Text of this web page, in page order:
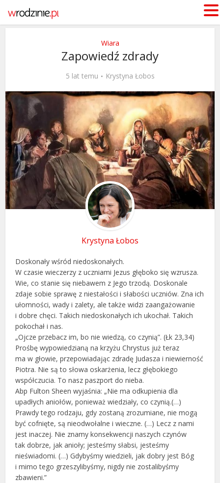
Wiara
Zapowiedź zdrady
5 lat temu Krystyna Łobos
Krystyna Łobos
Doskonały wśród niedoskonałych.
W czasie wieczerzy z uczniami Jezus głęboko się wzrusza.
Wie, co stanie się niebawem z Jego trzodą. Doskonale
zdaje sobie sprawę z niestałości i słabości uczniów. Zna ich
ułomności, wady i zalety, ale także widzi zaangażowanie
i dobre chęci. Takich niedoskonałych ich ukochał. Takich
pokochał i nas.
„Ojcze przebacz im, bo nie wiedzą, co czynią”. (Łk 23,34)
Prośbę wypowiedzianą na krzyżu Chrystus już teraz
ma w głowie, przepowiadając zdradę Judasza i niewierność
Piotra. Nie są to słowa oskarżenia, lecz głębokiego
współczucia. To nasz paszport do nieba.
Abp Fulton Sheen wyjaśnia: „Nie ma odkupienia dla
upadłych aniołów, ponieważ wiedziały, co czynią.(…)
Prawdy tego rodzaju, gdy zostaną zrozumiane, nie mogą
być cofnięte, są nieodwołalne i wieczne. (…) Lecz z nami
jest inaczej. Nie znamy konsekwencji naszych czynów
tak dobrze, jak anioły; jesteśmy słabsi, jesteśmy
nieświadomi. (…) Gdybyśmy wiedzieli, jak dobry jest Bóg
i mimo tego grzeszylibyśmy, nigdy nie zostalibyśmy
zbawieni.”